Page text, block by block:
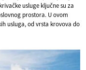
usluge ključne su za
prostora. U ovom
usluga, od vrsta krovova do